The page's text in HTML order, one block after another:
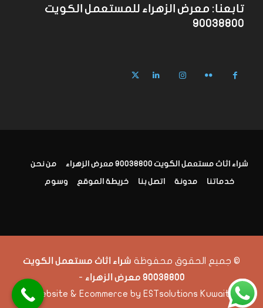
تابعنا: معرض الزهراء للمستعمل الكويت
90038800
شراء اثاث مستعمل الكويت 90038800 معرض الزهراء من نحن
خدماتنا مدونة اتصل بنا خريطة الموقع وسوم
© جميع الحقوق محفوظة شراء اثاث مستعمل الكويت
90038800 معرض الزهراء
-
Website & Ecommerce by ESTsolutions Kuwait